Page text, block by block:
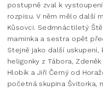
postupně zval k
rozpisu. V něm mělo další
Kůsovci. Sedmnáctiletý
maminka a sestra opět
Stejně jako další
heligonky z Tábora,
Hlobík a Jiří Černý od
početná skupina Švitorka,